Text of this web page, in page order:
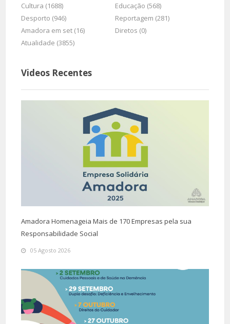
Cultura (1688)
Educação (568)
Desporto (946)
Reportagem (281)
Amadora em set (16)
Diretos (0)
Atualidade (3855)
Videos Recentes
Amadora Homenageia Mais de 170 Empresas pela sua
Responsabilidade Social
05 Agosto 2026